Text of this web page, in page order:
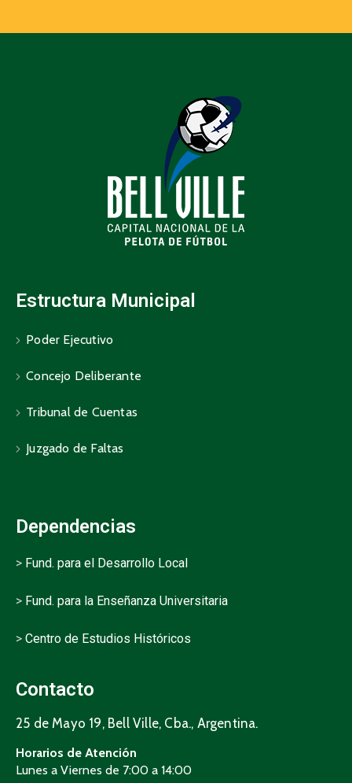
Estructura Municipal
Poder Ejecutivo
Concejo Deliberante
Tribunal de Cuentas
Juzgado de Faltas
Dependencias
> Fund. para el Desarrollo Local
> Fund. para la Enseñanza Universitaria
> Centro de Estudios Históricos
Contacto
25 de Mayo 19, Bell Ville, Cba., Argentina.
Horarios de Atención
Lunes a Viernes de 7:00 a 14:00